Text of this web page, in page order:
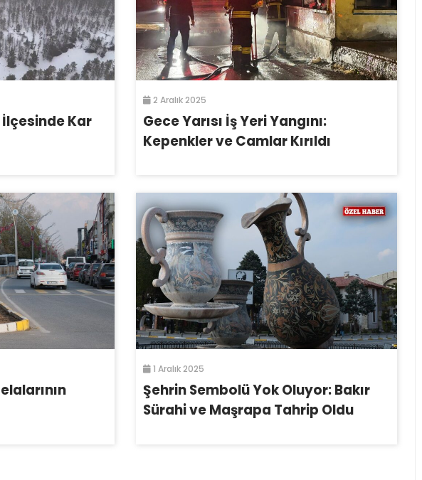
İlçesinde Kar
2 Aralık 2025
Gece Yarısı İş Yeri Yangını:
Kepenkler ve Camlar Kırıldı
1 Aralık 2025
Şehrin Sembolü Yok Oluyor: Bakır
Sürahi ve Maşrapa Tahrip Oldu